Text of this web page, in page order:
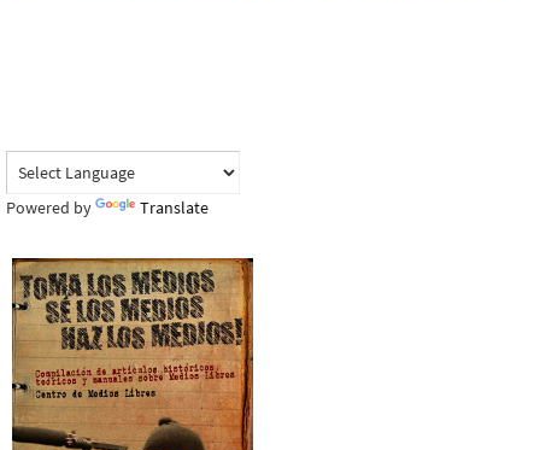
Powered by Translate